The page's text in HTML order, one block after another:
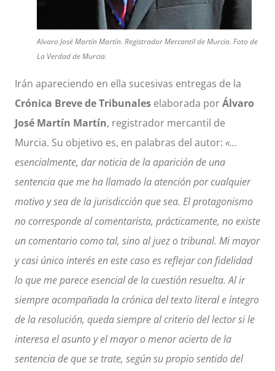
Alvaro José Martín Martín. Registrador Mercantil de Murcia. Foto de
La Verdad de Murcia.
Irán apareciendo en ella sucesivas entregas de la
Crónica Breve de Tribunales elaborada porÁlvaro
José Martín Martín, registrador mercantil de
Murcia. Su objetivo es, en palabras del autor: «…
esencialmente, dar noticia de la aparición de una
sentencia que me ha llamado la atención por cualquier
motivo y sea de la jurisdicción que sea. El protagonismo
no corresponde al comentarista, prácticamente, no existe
un comentario como tal, sino al juez o tribunal. Mi mayor
y casi único interés en este caso es reflejar con fidelidad
lo que me parece esencial de la cuestión resuelta. Al ir
siempre acompañada la crónica del texto literal e íntegro
de la resolución, queda siempre al criterio del lector si le
interesa el asunto y el mayor o menor acierto de la
sentencia de que se trate, según su propio sentido del